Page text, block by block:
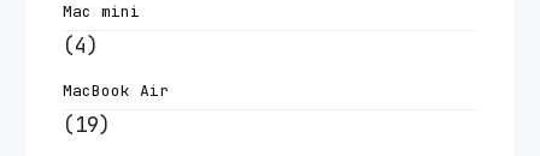
Mac mini
(4)
MacBook Air
(19)